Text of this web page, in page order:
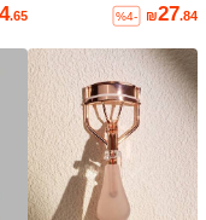
₪27.84
%4-
.65